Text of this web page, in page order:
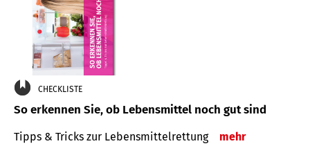
CHECKLISTE
So erkennen Sie, ob Lebensmittel noch gut sind
Tipps & Tricks zur Lebensmittelrettung mehr